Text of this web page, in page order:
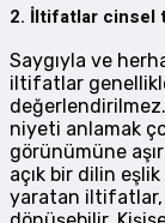
2. İltifatlar cinsel
Saygıyla ve
iltifatlar
niyeti anlamak
görünümüne
açık bir dilin
yaratan iltifatlar,